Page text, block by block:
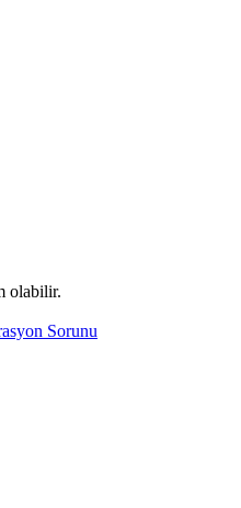
olabilir.
Sorunu